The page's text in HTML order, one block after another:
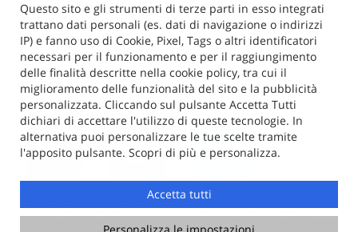
Autosalone Fazio Salvatore Srl
Via Vittorio Emanuele, 394, Santa Maria di Licodia (CT)
C.F/P.IVA:03729380877
Registro delle imprese:CT
Copyright © 2026 GestionaleAuto.com S.r.l., Tutti i diritti
riservati -Leggi l'informativa sulla privacy-Cookie Policy
Questo sito e gli strumenti di terze parti in esso integrati
trattano dati personali (es. dati di navigazione o indirizzi
IP) e fanno uso di Cookie, Pixel, Tags o altri identificatori
necessari per il funzionamento e per il raggiungimento
delle finalità descritte nella cookie policy, tra cui il
miglioramento delle funzionalità del sito e la pubblicità
personalizzata. Cliccando sul pulsante Accetta Tutti
dichiari di accettare l'utilizzo di queste tecnologie. In
alternativa puoi personalizzare le tue scelte tramite
l'apposito pulsante. Scopri di più e personalizza.
Accetta tutti